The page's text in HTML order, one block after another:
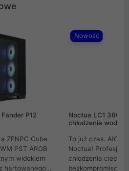
P12
ZENPC Cube
PST ARGB
widokiem
hartowanego
Nowość
Noctua LC1
chłodzenie wodne
To już czas. AIO
Noctua!
chłodzenia cieczą